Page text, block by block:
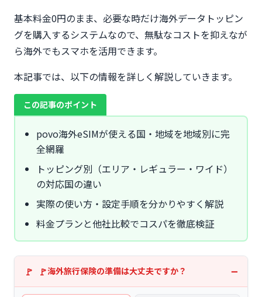
基本料金0円のまま、必要な時だけ海外データトッピン
グを購入するシステムなので、無駄なコストを抑えなが
ら海外でもスマホを活用できます。
本記事では、以下の情報を詳しく解説していきます。
この記事のポイント
povo海外eSIMが使える国・地域を地域別に完
全網羅
トッピング別（エリア・レギュラー・ワイド）
の対応国の違い
実際の使い方・設定手順を分かりやすく解説
料金プランと他社比較でコスパを徹底検証
海外旅行保険の準備は大丈夫ですか？